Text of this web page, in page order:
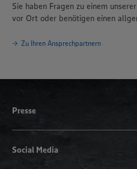
Sie haben Fragen zu einem
vor Ort oder benötigen einen
Zu Ihren Ansprechpartnern
Presse
Social Media